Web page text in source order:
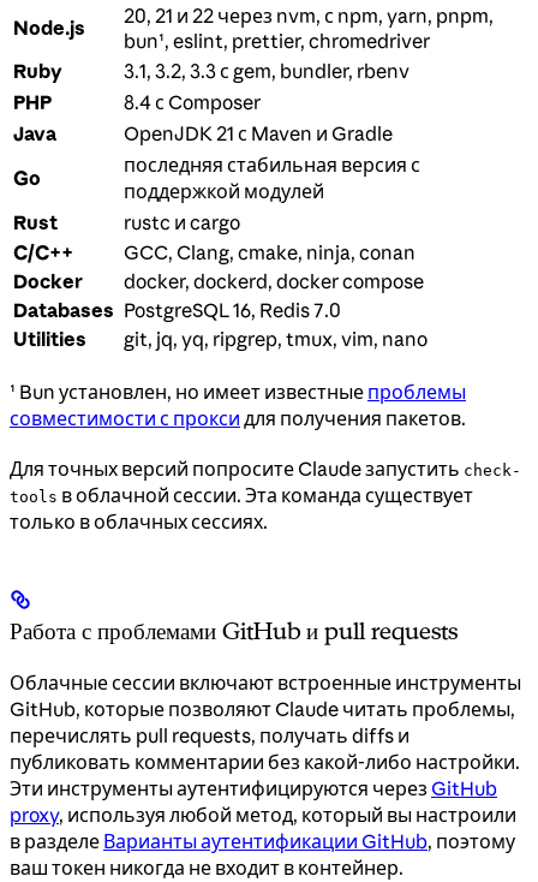
Node.js
20, 21 и 22 через nvm, с npm, yarn, pnpm,
bun¹, eslint, prettier, chromedriver
Ruby
3.1, 3.2, 3.3 с gem, bundler, rbenv
PHP
8.4 с Composer
Java
OpenJDK 21 с Maven и Gradle
Go
последняя стабильная версия с
поддержкой модулей
Rust
rustc и cargo
C/C++
GCC, Clang, cmake, ninja, conan
Docker
docker, dockerd, docker compose
Databases PostgreSQL 16, Redis 7.0
Utilities
git, jq, yq, ripgrep, tmux, vim, nano
¹ Bun установлен, но имеет известные проблемы
совместимости с прокси для получения пакетов.
Для точных версий попросите Claude запустить check-
tools в облачной сессии. Эта команда существует
только в облачных сессиях.
Работа с проблемами GitHub и pull requests
Облачные сессии включают встроенные инструменты
GitHub, которые позволяют Claude читать проблемы,
перечислять pull requests, получать diffs и
публиковать комментарии без какой-либо настройки.
Эти инструменты аутентифицируются через GitHub
proxy, используя любой метод, который вы настроили
в разделе Варианты аутентификации GitHub, поэтому
ваш токен никогда не входит в контейнер.